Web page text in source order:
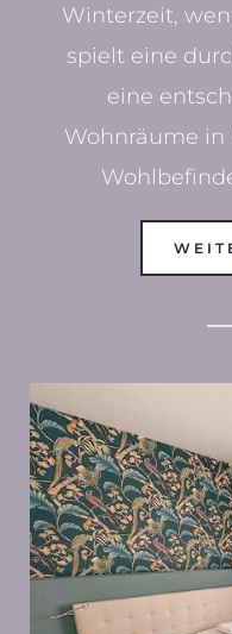
Winterzeit,
spielt eine
eine
Wohnräume in